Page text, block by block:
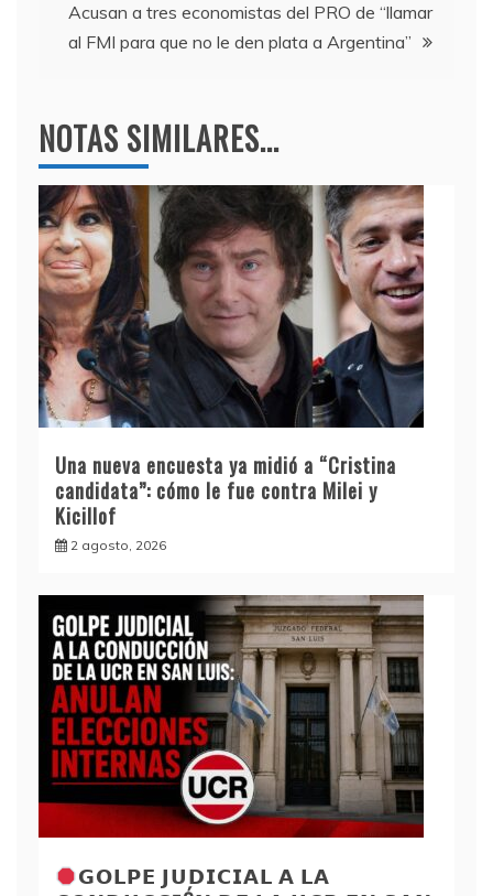
Acusan a tres economistas del PRO de “llamar
al FMI para que no le den plata a Argentina”
NOTAS SIMILARES...
Una nueva encuesta ya midió a “Cristina
candidata”: cómo le fue contra Milei y
Kicillof
2 agosto, 2026
𝗚𝗢𝗟𝗣𝗘 𝗝𝗨𝗗𝗜𝗖𝗜𝗔𝗟 𝗔 𝗟𝗔